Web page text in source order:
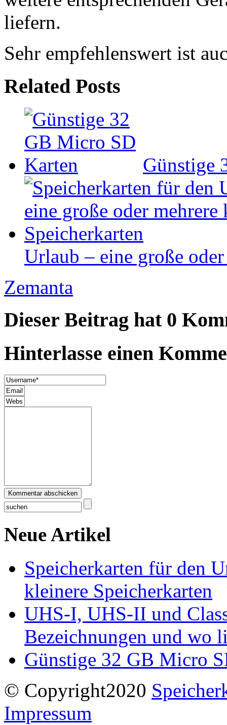
liefern.
Sehr empfehlenswert ist
Related Posts
Günstige
Urlaub – eine große
Zemanta
Dieser Beitrag hat 0
Hinterlasse einen
Kommentar abschicken
Neue Artikel
Speicherkarten für den
kleinere Speicherkarten
UHS-I, UHS-II und
Bezeichnungen und wo
Günstige 32 GB Micro
© Copyright2020
Impressum